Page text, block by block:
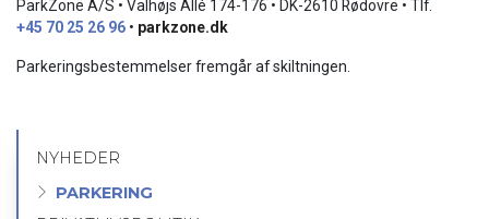
ParkZone A/S • Valhøjs Allé 174-176 • DK-2610 Rødovre • Tlf.
+45 70 25 26 96 • parkzone.dk
Parkeringsbestemmelser fremgår af skiltningen.
Primær
NYHEDER
PARKERING